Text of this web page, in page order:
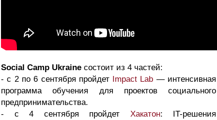
Social Camp Ukraine состоит из 4 частей:
- с 2 по 6 сентября пройдет
Impact Lab — интенсивная
программа обучения для проектов социального
предпринимательства.
- с 4 сентября пройдет Хакатон: IT-решения